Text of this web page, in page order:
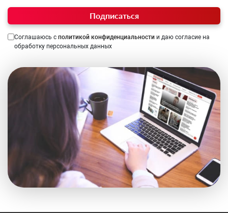
Подписаться
Соглашаюсь с политикой конфиденциальности и даю согласие на
обработку персональных данных